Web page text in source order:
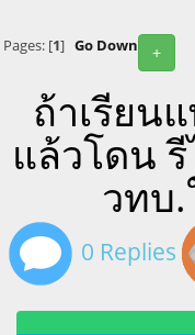
+
Pages: [1] Go Down
ถ้าเรียน
แล้วโดน
วทบ.
0 Replies